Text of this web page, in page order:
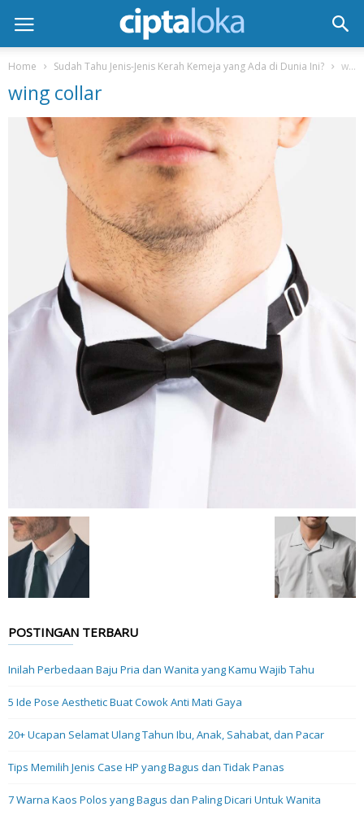
Home Sudah Tahu Jenis-Jenis Kerah Kemeja yang Ada di Dunia Ini? wing collar
wing collar
POSTINGAN TERBARU
Inilah Perbedaan Baju Pria dan Wanita yang Kamu Wajib Tahu
5 Ide Pose Aesthetic Buat Cowok Anti Mati Gaya
20+ Ucapan Selamat Ulang Tahun Ibu, Anak, Sahabat, dan Pacar
Tips Memilih Jenis Case HP yang Bagus dan Tidak Panas
7 Warna Kaos Polos yang Bagus dan Paling Dicari Untuk Wanita